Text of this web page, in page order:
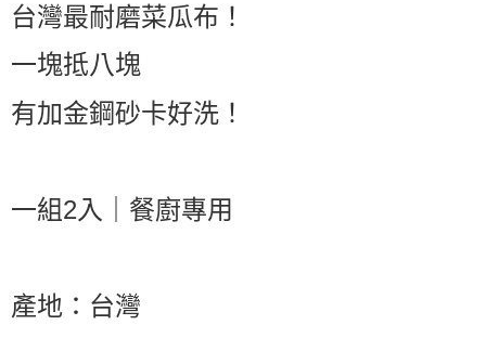
台灣最耐磨菜瓜布！
一塊抵八塊
有加金鋼砂卡好洗！
一組2入｜餐廚專用
產地：台灣